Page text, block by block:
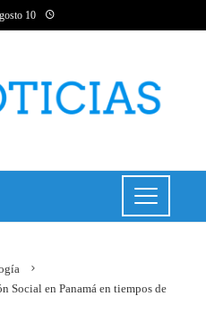
10
Social en Panamá en tiempos de